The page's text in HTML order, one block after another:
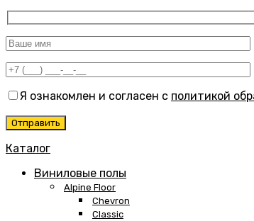
Я ознакомлен и согласен с политикой
Каталог
Виниловые полы
Alpine Floor
Chevron
Classic